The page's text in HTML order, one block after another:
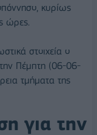
κυρίως
ώρες.
στοιχεία ο
την Πέμπτη (06-06-
τμήματα της
για την